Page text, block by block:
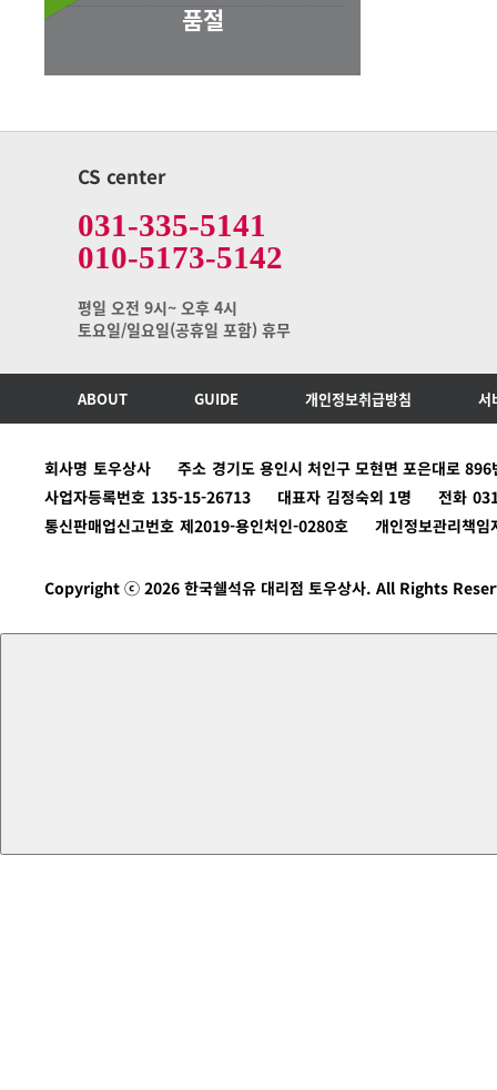
품절
CS center
031-335-5141
010-5173-5142
평일 오전 9시~ 오후 4시
토요일/일요일(공휴일 포함) 휴무
ABOUT GUIDE 개인정보취급방침 서
회사명 토우상사 주소 경기도 용인시 처인구 모현면 포은대로
사업자등록번호 135-15-26713 대표자 김정숙외 1명 전화
통신판매업신고번호 제2019-용인처인-0280호 개인정보관리책임
Copyright ⓒ 2026 한국쉘석유 대리점 토우상사. All Rights